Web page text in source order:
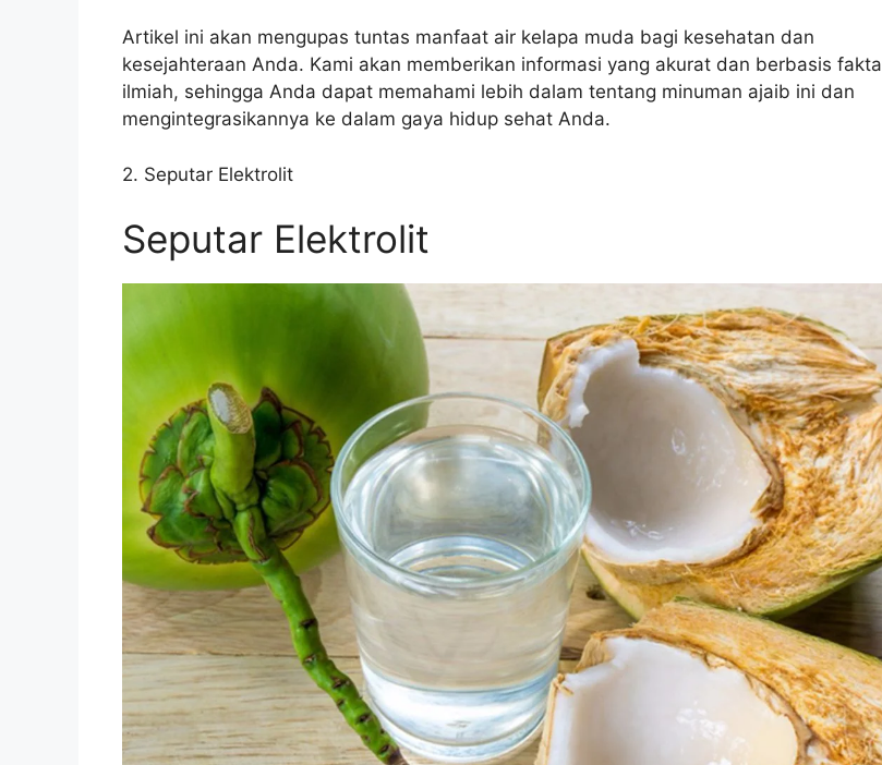
Artikel ini akan mengupas tuntas manfaat air kelapa muda bagi kesehatan dan
kesejahteraan Anda. Kami akan memberikan informasi yang akurat dan berbasis fakta
ilmiah, sehingga Anda dapat memahami lebih dalam tentang minuman ajaib ini dan
mengintegrasikannya ke dalam gaya hidup sehat Anda.
2. Seputar Elektrolit
Seputar Elektrolit